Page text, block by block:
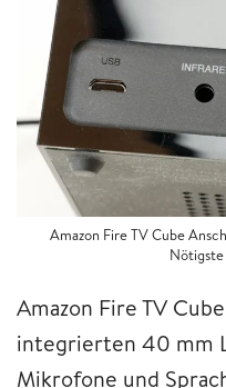
Amazon Fire TV Cube
Amazon Fire TV
integrierten 40 mm
Mikrofone und